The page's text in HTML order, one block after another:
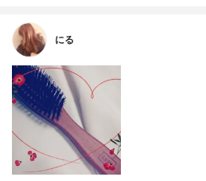
にる